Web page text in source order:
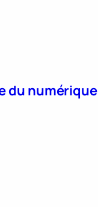
du numérique